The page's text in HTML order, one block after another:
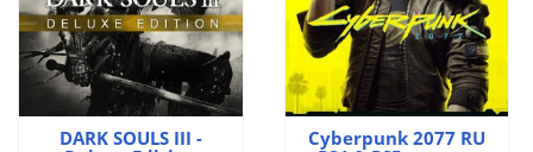
DARK SOULS III -
Cyberpunk 2077 RU